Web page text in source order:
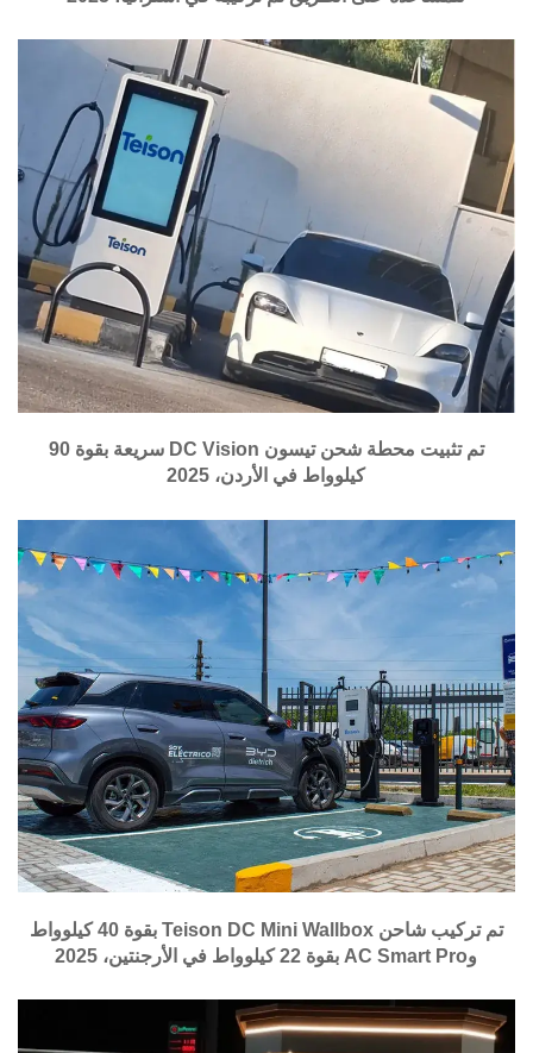
تم تثبيت محطة شحن تيسون DC Vision سريعة بقوة 90
كيلوواط في الأردن، 2025
تم تركيب شاحن Teison DC Mini Wallbox بقوة 40 كيلوواط
وAC Smart Pro بقوة 22 كيلوواط في الأرجنتين، 2025